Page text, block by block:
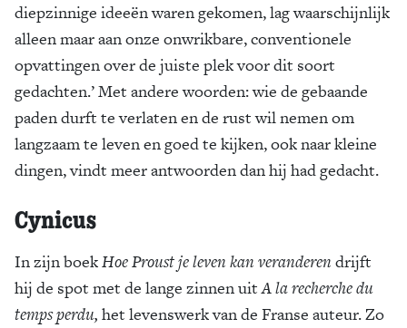
diepzinnige ideeën waren gekomen, lag waarschijnlijk
alleen maar aan onze onwrikbare, conventionele
opvattingen over de juiste plek voor dit soort
gedachten.’ Met andere woorden: wie de gebaande
paden durft te verlaten en de rust wil nemen om
langzaam te leven en goed te kijken, ook naar kleine
dingen, vindt meer antwoorden dan hij had gedacht.
Cynicus
In zijn boekHoe Proust je leven kan veranderen drijft
hij de spot met de lange zinnen uitA la recherche du
temps perdu, het levenswerk van de Franse auteur. Zo